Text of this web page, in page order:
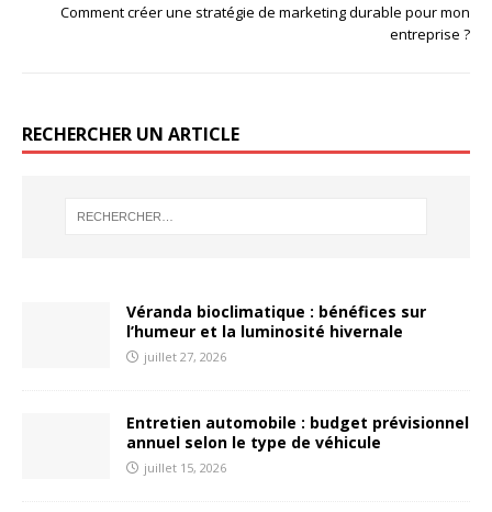
Comment créer une stratégie de marketing durable pour mon
entreprise ?
RECHERCHER UN ARTICLE
Véranda bioclimatique : bénéfices sur
l’humeur et la luminosité hivernale
juillet 27, 2026
Entretien automobile : budget prévisionnel
annuel selon le type de véhicule
juillet 15, 2026